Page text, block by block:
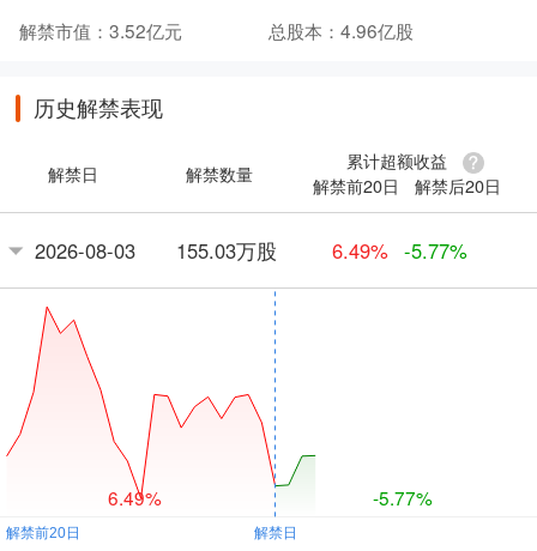
解禁市值： 3.52亿元 总股本： 4.96亿股
历史解禁表现
解禁日 解禁数量
累计超额收益
解禁前20日
解禁后20日
2026-08-03 155.03万股 6.49% -5.77%
6.49% -5.77%